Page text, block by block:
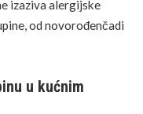
izaziva alergijske
od novorođenčadi
u kućnim